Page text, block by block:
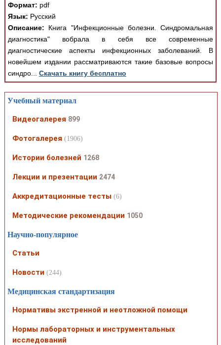
Формат: pdf
Язык: Русский
Описание: Книга "Инфекционные болезни. Синдромальная
диагностика" вобрала в себя все современные
диагностические аспекты инфекционных заболеваний. В
новейшем издании рассматриваются такие базовые вопросы
синдро... Скачать книгу бесплатно
Учебный материал
Видеогалерея 899
Фотогалерея (1906)
Истории болезней 1268
Лекции и презентации 2474
Аккредитационные тесты (6)
Методические рекомендации 1050
Научно-популярное
Статьи
Новости (244)
Медицинская стандартизация
Нормативы экстренной и неотложной помощи
Нормы лабораторных и инструментальных
исследований